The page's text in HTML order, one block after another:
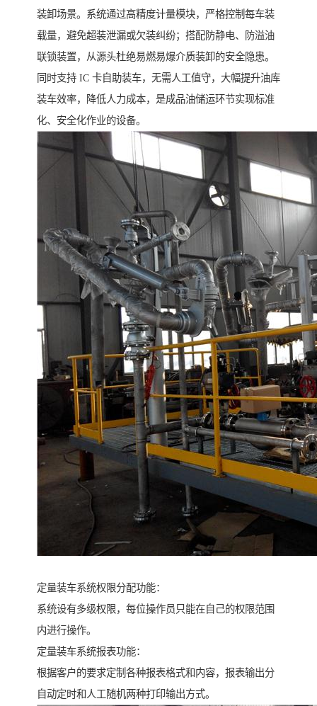
装卸场景。系统通过高精度计量模块，严格控制每车装
载量，避免超装泄漏或欠装纠纷；搭配防静电、防溢油
联锁装置，从源头杜绝易燃易爆介质装卸的安全隐患。
同时支持 IC 卡自助装车，无需人工值守，大幅提升油库
装车效率，降低人力成本，是成品油储运环节实现标准
化、安全化作业的设备。
定量装车系统权限分配功能：
系统设有多级权限，每位操作员只能在自己的权限范围
内进行操作。
定量装车系统报表功能：
根据客户的要求定制各种报表格式和内容，报表输出分
自动定时和人工随机两种打印输出方式。